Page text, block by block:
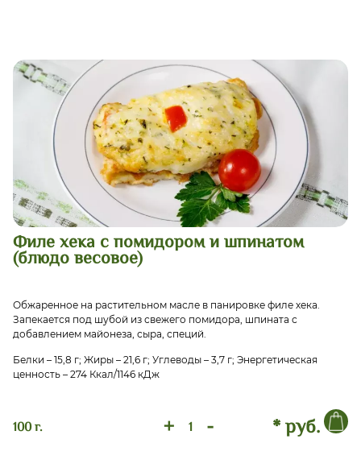
Филе хека с помидором и шпинатом
(блюдо весовое)
Обжаренное на растительном масле в панировке филе хека.
Запекается под шубой из свежего помидора, шпината с
добавлением майонеза, сыра, специй.
Белки – 15,8 г; Жиры – 21,6 г; Углеводы – 3,7 г; Энергетическая
ценность – 274 Ккал/1146 кДж
100 г. + - * руб.